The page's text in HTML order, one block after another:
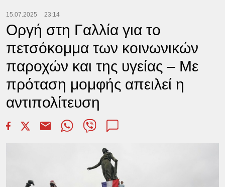
15.07.2025 23:14
Οργή στη Γαλλία για το
πετσόκομμα των κοινωνικών
παροχών και της υγείας – Με
πρόταση μομφής απειλεί η
αντιπολίτευση